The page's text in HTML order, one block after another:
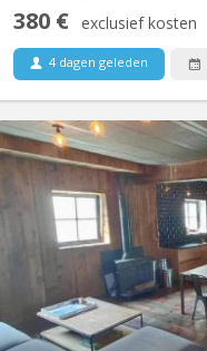
380 € exclusief kosten
4 dagen geleden
A 10 minutes de LLN, 5
de Wavre :
chambres, de grands
une buanderie, une
grande